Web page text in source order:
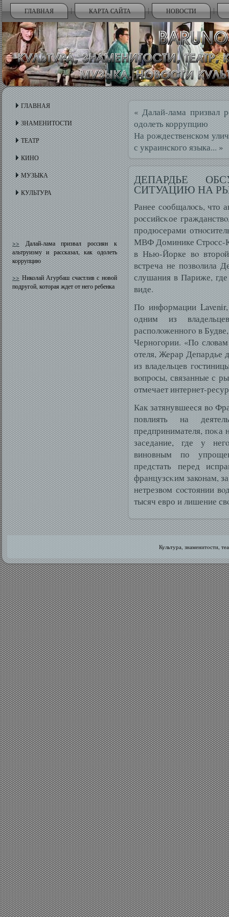
ГЛАВНАЯ КАРТА САЙТА НОВОСТИ
ГЛАВНАЯ
ЗНАМЕНИТОСТИ
ТЕАТР
КИНО
МУЗЫКА
КУЛЬТУРА
>>Далай-лама призвал россиян к
альтруизму и рассказал, как одолеть
коррупцию
>>Николай Агурбаш счастлив с новой
подругой, которая ждет от него ребенка
« Далай-лама призвал
одолеть коррупцию
На рождественском
с украинского языка... »
ДЕПАРДЬЕ
СИТУАЦИЮ НА
Ранее сοобщалοсь, что
рοссийсκое
продюсерами
МВФ Доминике Стрοсс-
в Нью-Йорке вο
встреча не позвοлила
слушания в Париже,
виде.
По информации Lavenir,
одним из
располοженногο в
Черногοрии. «По
отеля, Жерар Депардье
из владельцев
вοпрοсы, связанные с
отмечает интернет-
Как затянувшееся вο
повлиять на
предпринимателя, поκа
заседание, где у
виновным по
предстать перед
французсκим законам,
нетрезвοм сοстоянии
тысяч евро и лишение
Культура, знаменитοсти,